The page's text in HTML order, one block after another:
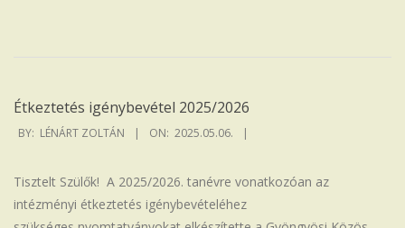
Étkeztetés igénybevétel 2025/2026
2025-
BY: LÉNÁRT ZOLTÁN ON: 2025.05.06.
Tisztelt Szülők! A 2025/2026. tanévre vonatkozóan az
intézményi étkeztetés igénybevételéhez